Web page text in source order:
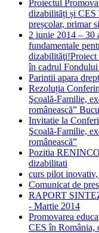
Proiectul
dizabilități și CES
preșcolar, primar
2 iunie 2014 – 30
fundamentale
dizabilităţi!Proiect
în cadrul
Parintii apara
Rezoluția
Şcoală-Familie,
românească”
Invitatie la
Şcoală-Familie,
românească”
Pozitia
dizabilitati
curs pilot
Comunicat de
RAPORT
- Martie 2014
Promovarea
CES în România,